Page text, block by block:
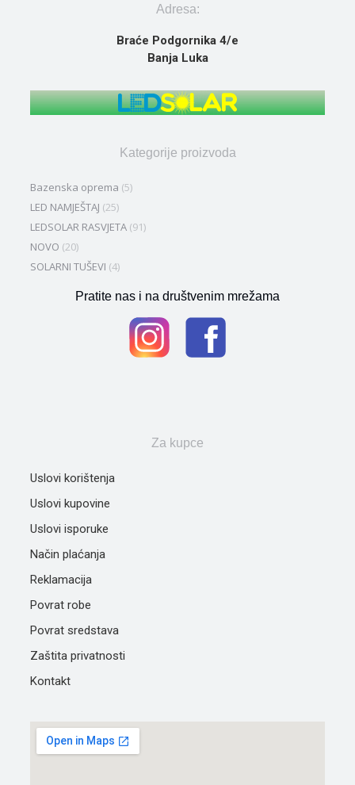
Adresa:
Braće Podgornika 4/e
Banja Luka
Kategorije proizvoda
Bazenska oprema (5)
LED NAMJEŠTAJ (25)
LEDSOLAR RASVJETA (91)
NOVO (20)
SOLARNI TUŠEVI (4)
Pratite nas i na društvenim mrežama
Za kupce
Uslovi korištenja
Uslovi kupovine
Uslovi isporuke
Način plaćanja
Reklamacija
Povrat robe
Povrat sredstava
Zaštita privatnosti
Kontakt